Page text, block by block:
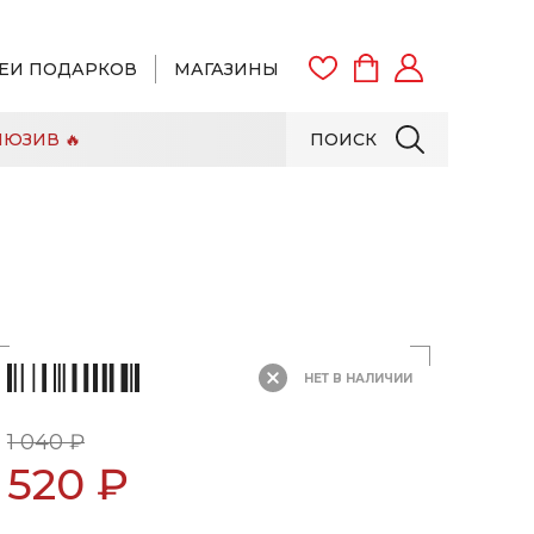
ПОДАРКОВ МАГАЗИНЫ
ПОИСК
🔥
НЕТ В НАЛИЧИИ
1 040 ₽
520 ₽